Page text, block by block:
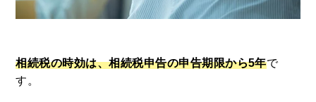
相続税の制度
相続税の時効は、相続税申告の申告期限から5年で
す。
九州・沖縄